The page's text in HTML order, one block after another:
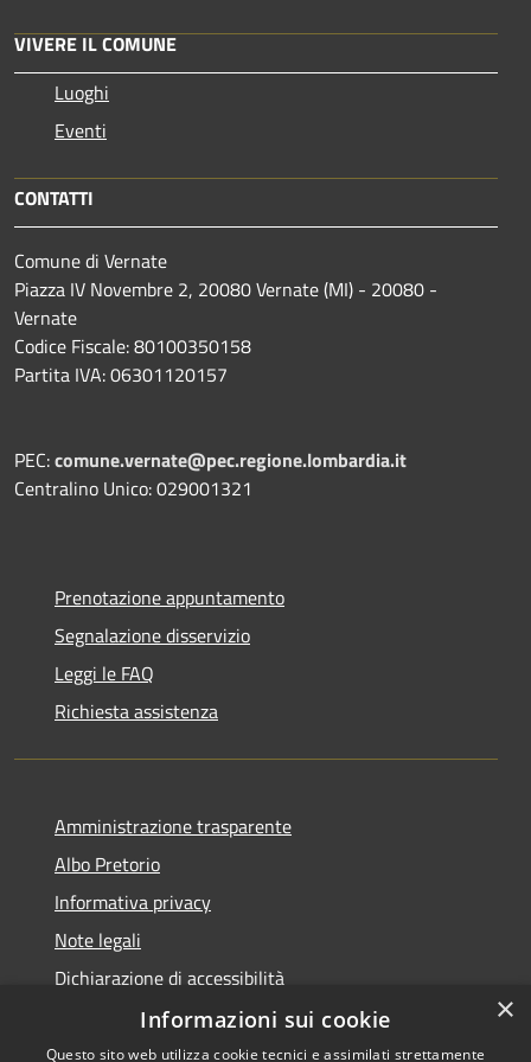
VIVERE IL COMUNE
Luoghi
Eventi
CONTATTI
Comune di Vernate
Piazza IV Novembre 2, 20080 Vernate (MI) - 20080 -
Vernate
Codice Fiscale: 80100350158
Partita IVA: 06301120157
PEC:comune.vernate@pec.regione.lombardia.it
Centralino Unico: 029001321
Prenotazione appuntamento
Segnalazione disservizio
Leggi le FAQ
Richiesta assistenza
Amministrazione trasparente
Albo Pretorio
Informativa privacy
Note legali
Dichiarazione di accessibilità
×
Informazioni sui cookie
Questo sito web utilizza cookie tecnici e assimilati strettamente